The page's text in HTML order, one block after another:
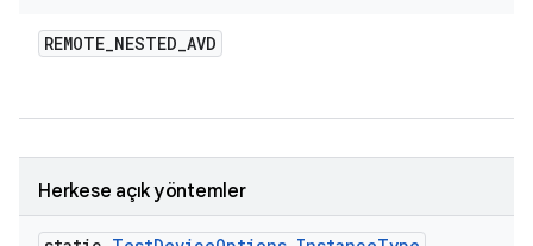
REMOTE_NESTED_AVD
Herkese açık yöntemler